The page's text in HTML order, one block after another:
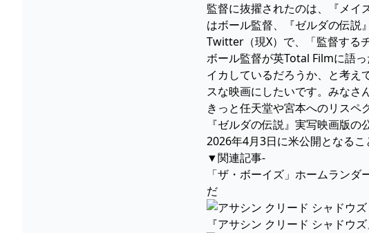
監督に抜擢されたのは、『メイ
はボール監督、『ゼルダの伝説
Twitter（現X）で、「監督する
ボール監督が英Total Filmに語
イカしているだろうか、と考え
スな映画にしたいです。みなさ
きっと任天堂や宮本へのリスペ
『ゼルダの伝説』実写映画版
2026年4月3日に米公開となるこ
▼関連記事-
「ザ・ボーイズ」ホームラン
だ
『アサシン クリード シャドウ